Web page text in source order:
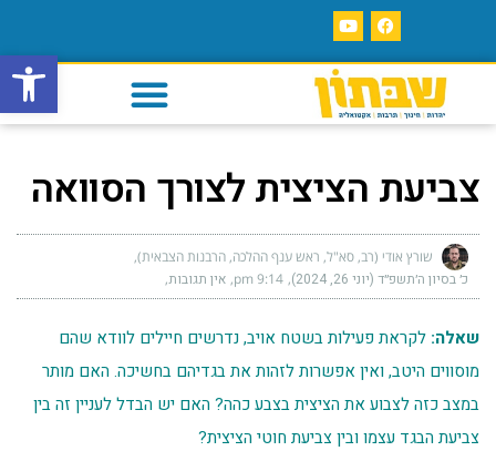
פתח
צביעת הציצית לצורך הסוואה
שורץ אודי (רב, סא"ל, ראש ענף ההלכה, הרבנות הצבאית)
כ׳ בסיון ה׳תשפ״ד (יוני 26, 2024) 9:14 pm אין תגובות
שאלה: לקראת פעילות בשטח אויב, נדרשים חיילים לוודא שהם
מוסווים היטב, ואין אפשרות לזהות את בגדיהם בחשיכה. האם מותר
במצב כזה לצבוע את הציצית בצבע כהה? האם יש הבדל לעניין זה בין
צביעת הבגד עצמו ובין צביעת חוטי הציצית?